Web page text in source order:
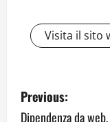
Visita il sito
P
Previous:
Dipendenza da